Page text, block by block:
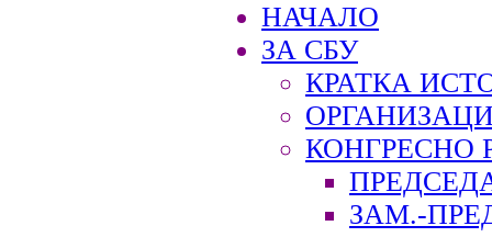
НАЧАЛО
ЗА СБУ
КРАТКА
КОНГРЕСНО
ЗАМ.-